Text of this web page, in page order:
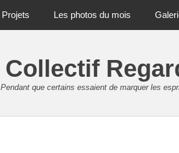
Projets Les photos du mois
Collectif
Pendant que certains essaient de marquer les